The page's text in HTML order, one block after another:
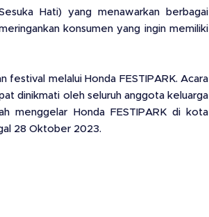
Hati) yang menawarkan berbagai
konsumen yang ingin memiliki
festival melalui Honda FESTIPARK. Acara
dinikmati oleh seluruh anggota keluarga
menggelar Honda FESTIPARK di kota
28 Oktober 2023.